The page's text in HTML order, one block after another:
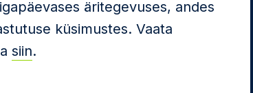
äritegevuses, andes
küsimustes. Vaata
siin.